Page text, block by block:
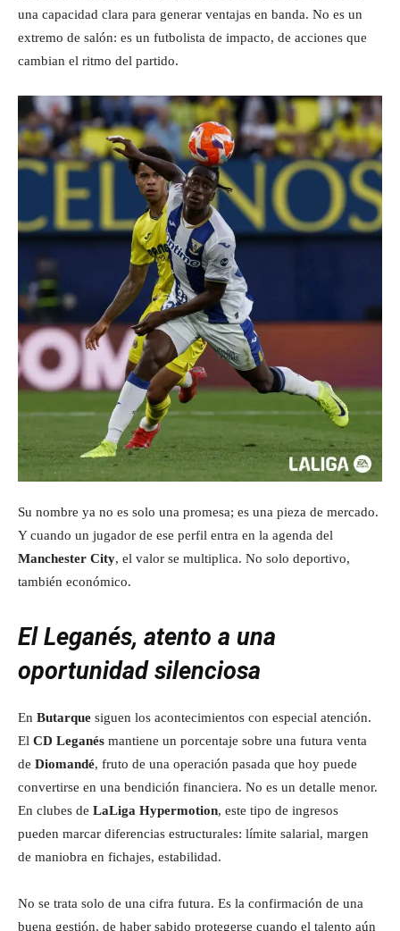
una capacidad clara para generar ventajas en banda. No es un
extremo de salón: es un futbolista de impacto, de acciones que
cambian el ritmo del partido.
Su nombre ya no es solo una promesa; es una pieza de mercado.
Y cuando un jugador de ese perfil entra en la agenda del
Manchester City, el valor se multiplica. No solo deportivo,
también económico.
El Leganés, atento a una
oportunidad silenciosa
En Butarque siguen los acontecimientos con especial atención.
El CD Leganés mantiene un porcentaje sobre una futura venta
de Diomandé, fruto de una operación pasada que hoy puede
convertirse en una bendición financiera. No es un detalle menor.
En clubes de LaLiga Hypermotion, este tipo de ingresos
pueden marcar diferencias estructurales: límite salarial, margen
de maniobra en fichajes, estabilidad.
No se trata solo de una cifra futura. Es la confirmación de una
buena gestión, de haber sabido protegerse cuando el talento aún